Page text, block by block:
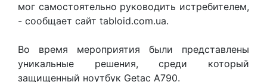
мог самостоятельно руководить истребителем,
- сообщает сайт tabloid.com.ua.
Во время мероприятия были представлены
уникальные решения, среди который
защищенный ноутбук Getac А790.